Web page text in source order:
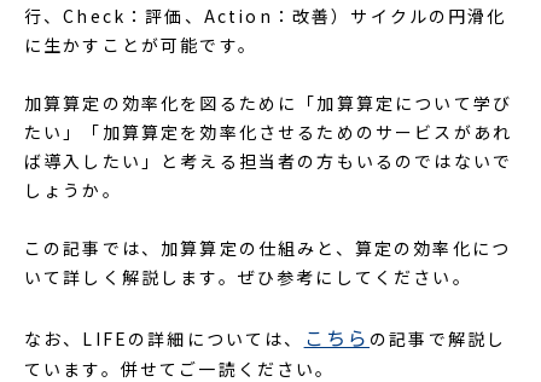
行、Check：評価、Action：改善）サイクルの円滑化
に生かすことが可能です。
加算算定の効率化を図るために「加算算定について学び
たい」「加算算定を効率化させるためのサービスがあれ
ば導入したい」と考える担当者の方もいるのではないで
しょうか。
この記事では、加算算定の仕組みと、算定の効率化につ
いて詳しく解説します。ぜひ参考にしてください。
なお、LIFEの詳細については、 こちら の記事で解説し
ています。併せてご一読ください。